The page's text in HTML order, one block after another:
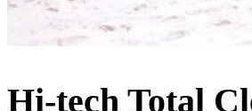
Hi-tech Total